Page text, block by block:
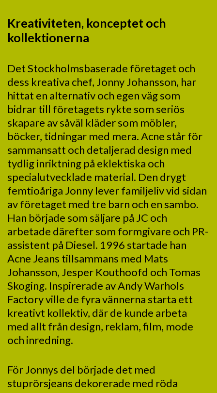
Kreativiteten, konceptet och
kollektionerna
Det Stockholmsbaserade företaget och
dess kreativa chef, Jonny Johansson, har
hittat en alternativ och egen väg som
bidrar till företagets rykte som seriös
skapare av såväl kläder som möbler,
böcker, tidningar med mera. Acne står för
sammansatt och detaljerad design med
tydlig inriktning på eklektiska och
specialutvecklade material. Den drygt
femtioåriga Jonny lever familjeliv vid sidan
av företaget med tre barn och en sambo.
Han började som säljare på JC och
arbetade därefter som formgivare och PR-
assistent på Diesel. 1996 startade han
Acne Jeans tillsammans med Mats
Johansson, Jesper Kouthoofd och Tomas
Skoging. Inspirerade av Andy Warhols
Factory ville de fyra vännerna starta ett
kreativt kollektiv, där de kunde arbeta
med allt från design, reklam, film, mode
och inredning.
För Jonnys del började det med
stuprörsjeans dekorerade med röda